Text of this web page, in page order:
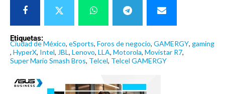
Etiquetas:
Ciudad de México, eSports, Foros de negocio, GAMERGY, gaming
, HyperX, Intel, JBL, Lenovo, LLA, Motorola, Movistar R7,
Super Mario Smash Bros, Telcel, Telcel GAMERGY